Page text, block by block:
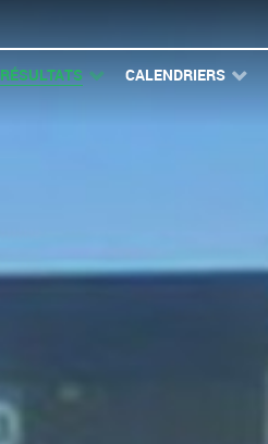
RÉSULTATS CALENDRIERS